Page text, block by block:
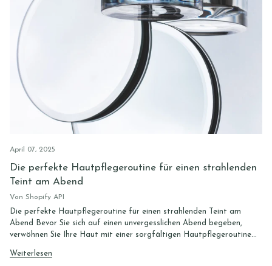
April 07, 2025
Die perfekte Hautpflegeroutine für einen strahlenden
Teint am Abend
Von Shopify API
Die perfekte Hautpflegeroutine für einen strahlenden Teint am
Abend Bevor Sie sich auf einen unvergesslichen Abend begeben,
verwöhnen Sie Ihre Haut mit einer sorgfältigen Hautpflegeroutine...
Weiterlesen